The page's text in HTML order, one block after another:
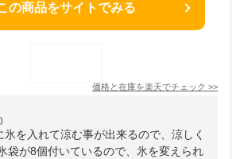
の商品をサイトでみる
価格と在庫を楽天でチェック >>
を入れて涼む事が出来るので、涼しく
袋が8個付いているので、氷を変えられ